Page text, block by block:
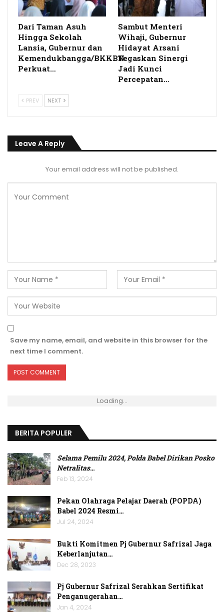
Dari Taman Asuh
Hingga Sekolah
Lansia, Gubernur dan
Kemendukbangga/BKKBN
Perkuat…
Sambut Menteri
Wihaji, Gubernur
Hidayat Arsani
Tegaskan Sinergi
Jadi Kunci
Percepatan…
PREV NEXT
Leave A Reply
Your email address will not be published.
Save my name, email, and website in this browser for the
next time I comment.
Loading...
BERITA POPULER
Selama Pemilu 2024, Polda Babel Dirikan Posko
Netralitas…
Feb 13, 2024
Pekan Olahraga Pelajar Daerah (POPDA)
Babel 2024 Resmi…
Jul 24, 2024
Bukti Komitmen Pj Gubernur Safrizal Jaga
Keberlanjutan…
Dec 28, 2023
Pj Gubernur Safrizal Serahkan Sertifikat
Penganugerahan…
Jan 4, 2024